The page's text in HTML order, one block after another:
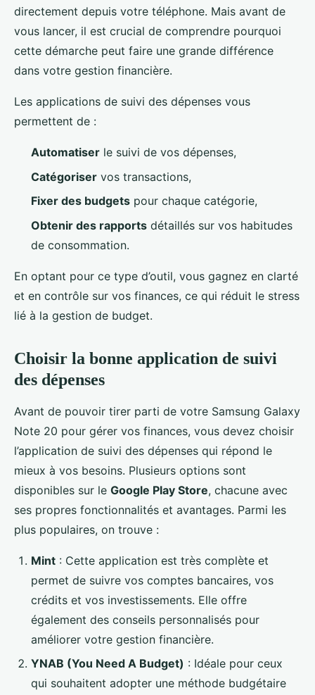
directement depuis votre téléphone. Mais avant de
vous lancer, il est crucial de comprendre pourquoi
cette démarche peut faire une grande différence
dans votre gestion financière.
Les applications de suivi des dépenses vous
permettent de :
Automatiser le suivi de vos dépenses,
Catégoriser vos transactions,
Fixer des budgets pour chaque catégorie,
Obtenir des rapports détaillés sur vos habitudes
de consommation.
En optant pour ce type d’outil, vous gagnez en clarté
et en contrôle sur vos finances, ce qui réduit le stress
lié à la gestion de budget.
Choisir la bonne application de suivi
des dépenses
Avant de pouvoir tirer parti de votre Samsung Galaxy
Note 20 pour gérer vos finances, vous devez choisir
l’application de suivi des dépenses qui répond le
mieux à vos besoins. Plusieurs options sont
disponibles sur le Google Play Store, chacune avec
ses propres fonctionnalités et avantages. Parmi les
plus populaires, on trouve :
Mint : Cette application est très complète et
permet de suivre vos comptes bancaires, vos
crédits et vos investissements. Elle offre
également des conseils personnalisés pour
améliorer votre gestion financière.
YNAB (You Need A Budget) : Idéale pour ceux
qui souhaitent adopter une méthode budgétaire